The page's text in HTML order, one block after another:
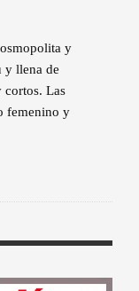
y
y llena de
cortos. Las
femenino y